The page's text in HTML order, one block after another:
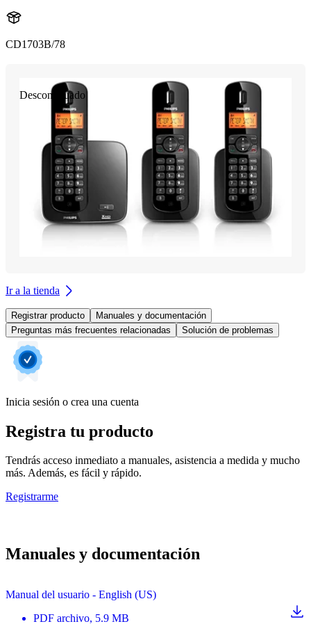
CD1703B/78
Descontinuado
Ir a la tienda
Registrar producto
Manuales y documentación
Preguntas más frecuentes relacionadas
Solución de problemas
Inicia sesión o crea una cuenta
Registra tu producto
Tendrás acceso inmediato a manuales, asistencia a medida y mucho
más. Además, es fácil y rápido.
Registrarme
Manuales y documentación
Manual del usuario - English (US)
PDF archivo, 5.9 MB